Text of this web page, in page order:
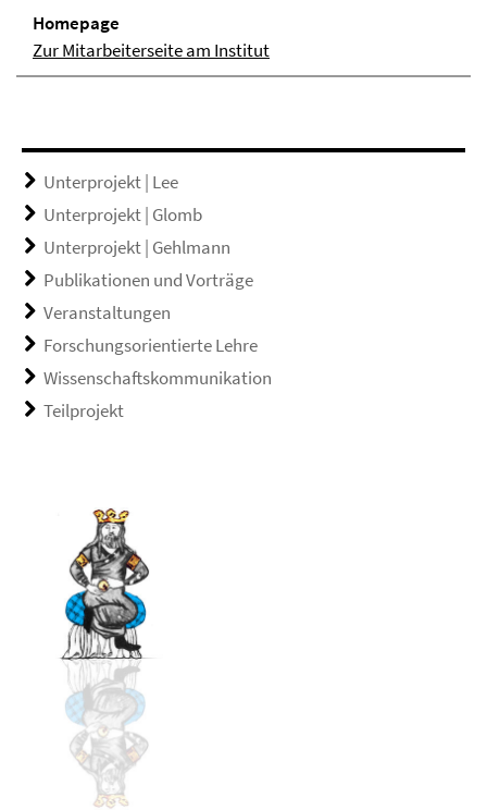
Homepage
Zur Mitarbeiterseite am Institut
Unterprojekt | Lee
Unterprojekt | Glomb
Unterprojekt | Gehlmann
Publikationen und Vorträge
Veranstaltungen
Forschungsorientierte Lehre
Wissenschaftskommunikation
Teilprojekt